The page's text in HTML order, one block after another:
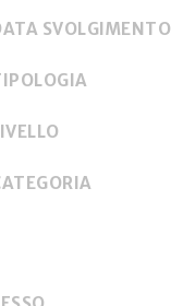
SVOLGIMENTO